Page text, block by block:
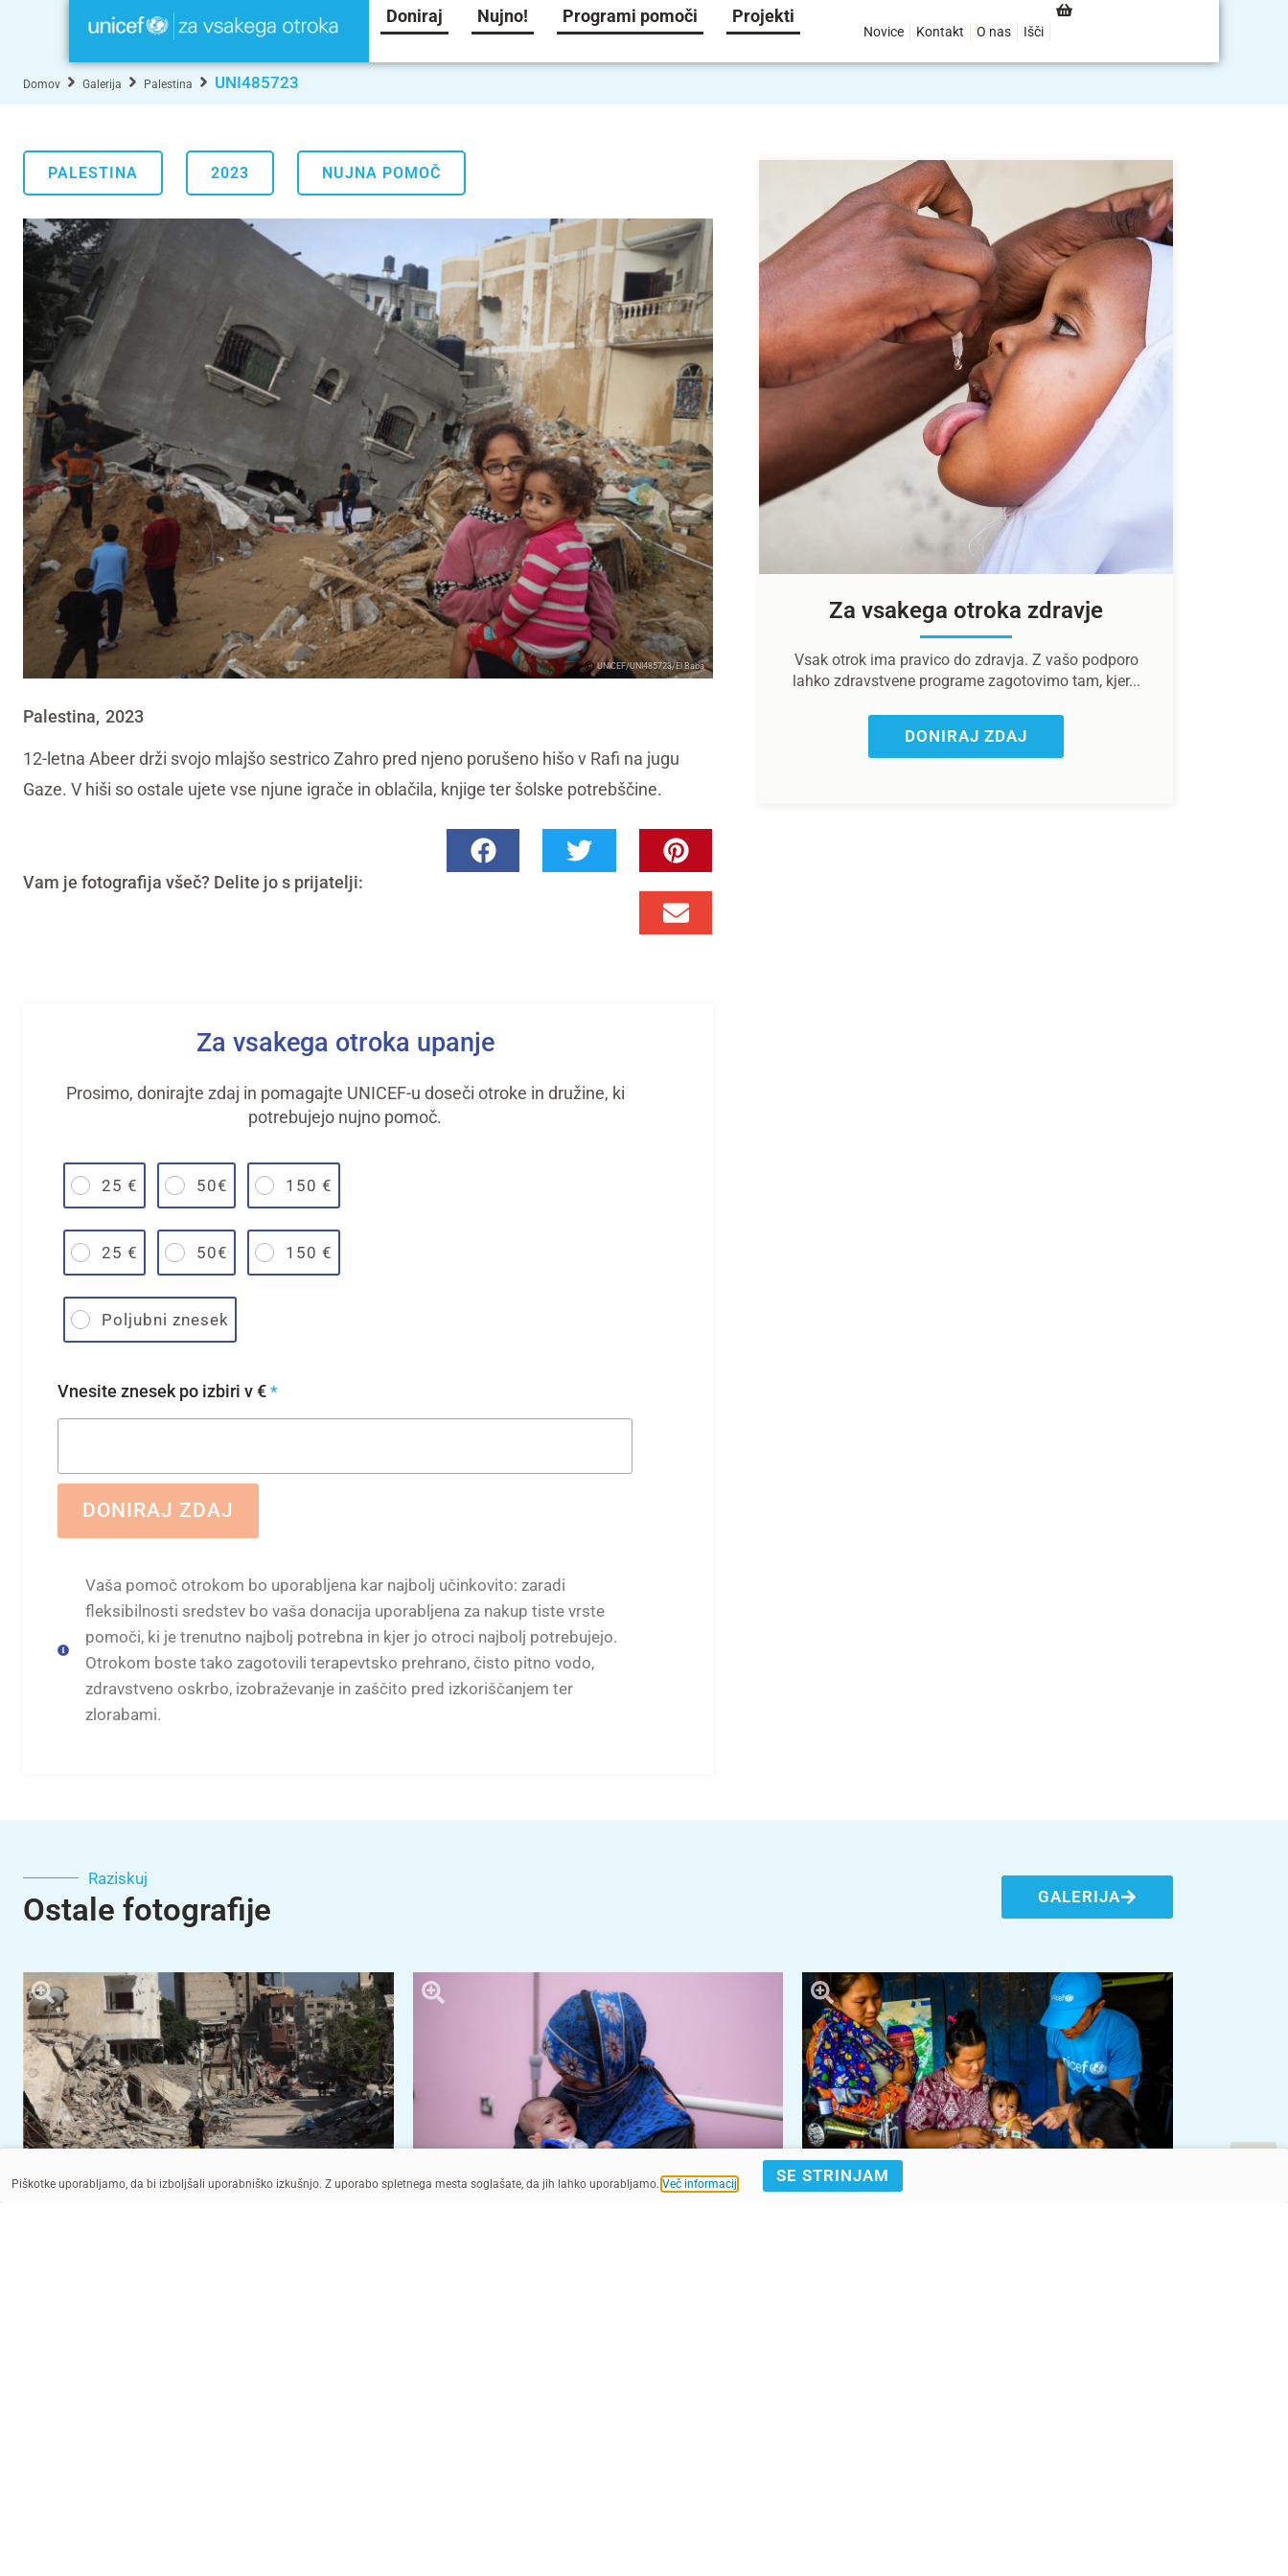
Doniraj Nujno! Programi pomoči Projekti
Novice Kontakt O nas Išči
Domov Galerija Palestina UNI485723
PALESTINA 2023 NUJNA POMOČ
UNICEF/UNI485723/El Baba
Palestina, 2023
12-letna Abeer drži svojo mlajšo sestrico Zahro pred njeno porušeno hišo v Rafi na jugu
Gaze. V hiši so ostale ujete vse njune igrače in oblačila, knjige ter šolske potrebščine.
Vam je fotografija všeč? Delite jo s prijatelji:
Za vsakega otroka upanje
Prosimo, donirajte zdaj in pomagajte UNICEF-u doseči otroke in družine, ki
potrebujejo nujno pomoč.
25 € 50€ 150 €
25 € 50€ 150 €
Poljubni znesek
Vnesite znesek po izbiri v € *
DONIRAJ ZDAJ
Vaša pomoč otrokom bo uporabljena kar najbolj učinkovito: zaradi
fleksibilnosti sredstev bo vaša donacija uporabljena za nakup tiste vrste
pomoči, ki je trenutno najbolj potrebna in kjer jo otroci najbolj potrebujejo.
Otrokom boste tako zagotovili terapevtsko prehrano, čisto pitno vodo,
zdravstveno oskrbo, izobraževanje in zaščito pred izkoriščanjem ter
zlorabami.
Za vsakega otroka zdravje
Vsak otrok ima pravico do zdravja. Z vašo podporo
lahko zdravstvene programe zagotovimo tam, kjer...
DONIRAJ ZDAJ
Raziskuj
Ostale fotografije GALERIJA
Piškotke uporabljamo, da bi izboljšali uporabniško izkušnjo. Z uporabo spletnega mesta soglašate, da jih lahko uporabljamo. Več informacij SE STRINJAM